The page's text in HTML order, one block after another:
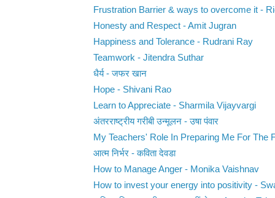
Frustration Barrier & ways to overcome it -
Honesty and Respect - Amit Jugran
Happiness and Tolerance - Rudrani Ray
Teamwork - Jitendra Suthar
धैर्य - जफर खान
Hope - Shivani Rao
Learn to Appreciate - Sharmila Vijayvargi
अंतरराष्ट्रीय गरीबी उन्मूलन - उषा पंवार
My Teachers' Role In Preparing Me For The
आत्म निर्भर - कविता देवडा
How to Manage Anger - Monika Vaishnav
How to invest your energy into positivity -